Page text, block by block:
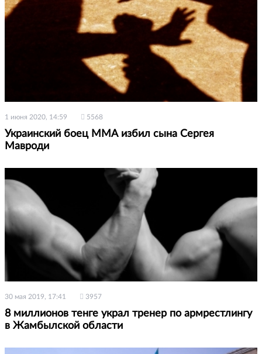
1 июня 2020, 14:59 5568
Украинский боец ММА избил сына Сергея
Мавроди
30 мая 2019, 17:41 3957
8 миллионов тенге украл тренер по армрестлингу
в Жамбылской области